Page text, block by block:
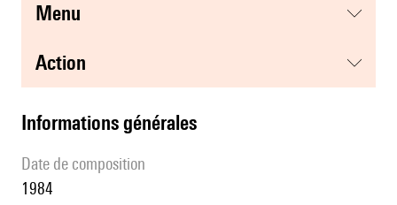
menu
action
informations générales
date de composition
1984